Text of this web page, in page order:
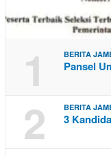
1 BERITA
Pansel
2 BERITA
3